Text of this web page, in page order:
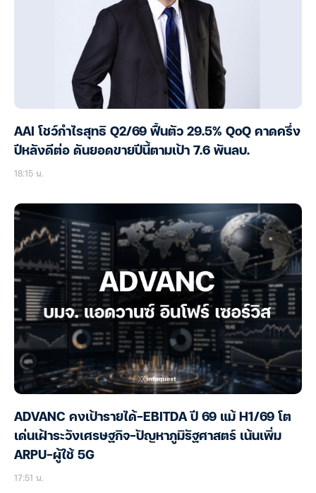
AAI โชว์กำไรสุทธิ Q2/69 ฟื้นตัว 29.5% QoQ คาดครึ่ง
ปีหลังดีต่อ ดันยอดขายปีนี้ตามเป้า 7.6 พันลบ.
18:15 น.
ADVANC คงเป้ารายได้-EBITDA ปี 69 แม้ H1/69 โต
เด่นเฝ้าระวังเศรษฐกิจ-ปัญหาภูมิรัฐศาสตร์ เน้นเพิ่ม
ARPU-ผู้ใช้ 5G
17:51 น.